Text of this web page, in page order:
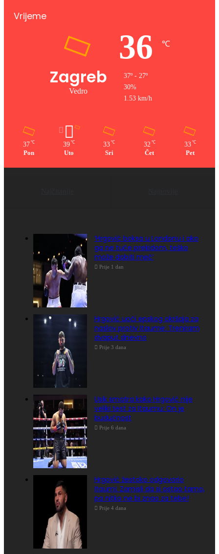
Vrijeme
Zagreb
Vedro
36 ℃
37º - 27º
30%
1.53 km/h
37 ℃
Pon
39 ℃
Uto
33 ℃
Sri
32 ℃
Čet
33 ℃
Pet
‘Hrgović boksa u Londonu i ako
ga ne tuče prekidom, teško
može dobiti meč’
Prije 1 dan
Hrgović uoči epskog okršaja za
naslov protiv Itaume: Treniram
dvaput dnevno
Prije 3 dana
Usik smatra kako Hrgović nije
veliki test za Itaumu: On je
budućnost
Prije 6 dana
Hrgović žestoko odgovorio
Itaumi: Zamisli da si ostao tamo,
pa nitko ne bi znao za tebe!
Prije 4 dana